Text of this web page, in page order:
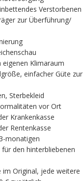
Verstorbenen
zur Überführung/
Klimaraum
einfacher Güte zur
Sterbekleid
vor Ort
Krankenkasse
Rentenkasse
monatigen
den hinterbliebenen
im Original, jede weitere